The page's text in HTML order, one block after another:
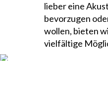
lieber eine
bevorzugen
wollen, bieten
vielfältige